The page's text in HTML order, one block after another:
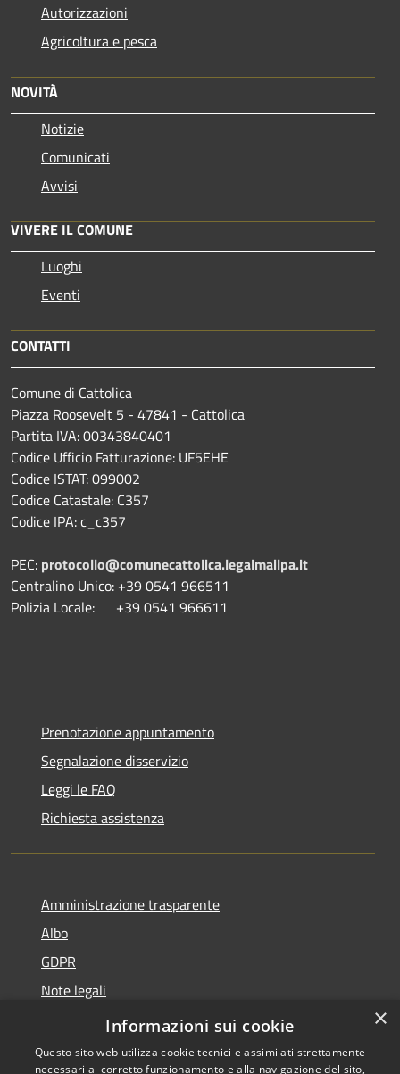
Autorizzazioni
Agricoltura e pesca
NOVITÀ
Notizie
Comunicati
Avvisi
VIVERE IL COMUNE
Luoghi
Eventi
CONTATTI
Comune di Cattolica
Piazza Roosevelt 5 - 47841 - Cattolica
Partita IVA: 00343840401
Codice Ufficio Fatturazione: UF5EHE
Codice ISTAT: 099002
Codice Catastale: C357
Codice IPA: c_c357
PEC: protocollo@comunecattolica.legalmailpa.it
Centralino Unico: +39 0541 966511
Polizia Locale: +39 0541 966611
Prenotazione appuntamento
Segnalazione disservizio
Leggi le FAQ
Richiesta assistenza
Amministrazione trasparente
Albo
GDPR
Note legali
Dichiarazione di accessibilità
×
Informazioni sui cookie
Questo sito web utilizza cookie tecnici e assimilati strettamente
necessari al corretto funzionamento e alla navigazione del sito,